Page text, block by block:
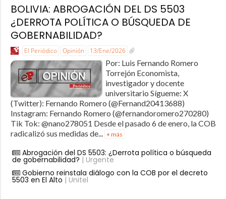
BOLIVIA: ABROGACIÓN DEL DS 5503
¿DERROTA POLÍTICA O BÚSQUEDA DE
GOBERNABILIDAD?
El Periódico Opinión 13/Ene/2026
Por: Luis Fernando Romero
Torrejón Economista,
investigador y docente
universitario Sígueme: X
(Twitter): Fernando Romero (@Fernand20413688)
Instagram: Fernando Romero (@fernandoromero270280)
Tik Tok: @nano278051 Desde el pasado 6 de enero, la COB
radicalizó sus medidas de... + más
Abrogación del DS 5503: ¿Derrota política o búsqueda
de gobernabilidad? | Urgente
Gobierno reinstala diálogo con la COB por el decreto
5503 en El Alto | Unitel